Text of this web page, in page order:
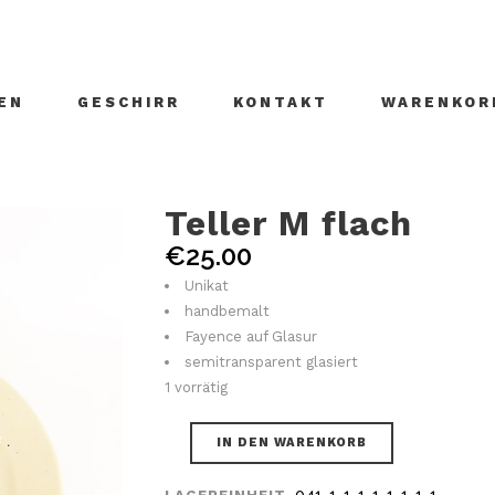
GESCHIRR KONTAKT
Teller M flach
€25.00
Unikat
handbemalt
Fayence auf Glasur
semitransparent glasiert
1 vorrätig
IN DEN WARENKORB